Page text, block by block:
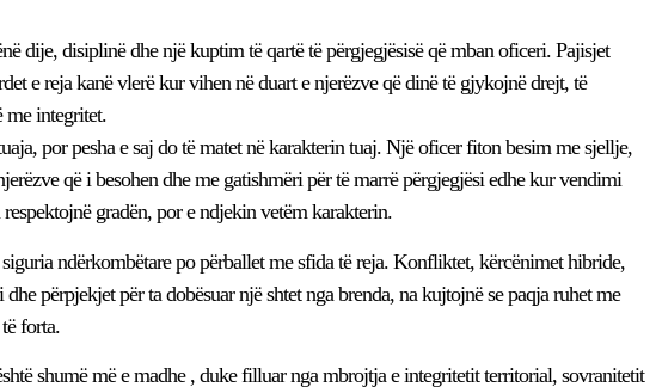
dije, disiplinë dhe një kuptim të qartë të përgjegjësisë që mban oficeri. Pajisjet
e reja kanë vlerë kur vihen në duart e njerëzve që dinë të gjykojnë drejt, të
me integritet.
por pesha e saj do të matet në karakterin tuaj. Një oficer fiton besim me sjellje,
që i besohen dhe me gatishmëri për të marrë përgjegjësi edhe kur vendimi
gradën, por e ndjekin vetëm karakterin.
ndërkombëtare po përballet me sfida të reja. Konfliktet, kërcënimet hibride,
përpjekjet për ta dobësuar një shtet nga brenda, na kujtojnë se paqja ruhet me
forta.
shumë më e madhe , duke filluar nga mbrojtja e integritetit territorial, sovranitetit